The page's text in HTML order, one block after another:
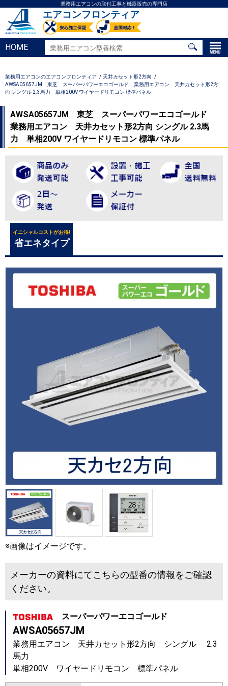
業務用エアコンの取付工事と機器販売の専門店
エアコンフロンティア
HOME
業務用エアコンのエアコンフロンティア
天井カセット形2方向
AWSA05657JM 東芝 スーパーパワーエコゴールド 業務用エアコン 天井カセット形2方
向 シングル 2.3馬力 単相200V ワイヤードリモコン 標準パネル
AWSA05657JM 東芝 スーパーパワーエコゴールド
業務用エアコン 天井カセット形2方向 シングル 2.3馬
力 単相200V ワイヤードリモコン 標準パネル
イニシャルコストがお得!
省エネタイプ
※画像はイメージです。
メーカーの資料にてこちらの型番の情報をご確認
ください。
スーパーパワーエコゴールド
AWSA05657JM
業務用エアコン 天井カセット形2方向 シングル 2.3
馬力
単相200V ワイヤードリモコン 標準パネル